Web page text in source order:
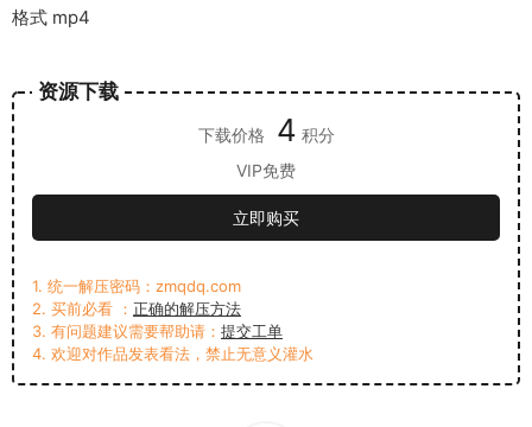
格式 mp4
资源下载
下载价格 4 积分
VIP免费
立即购买
1. 统一解压密码：zmqdq.com
2. 买前必看 ： 正确的解压方法
3. 有问题建议需要帮助请： 提交工单
4. 欢迎对作品发表看法，禁止无意义灌水